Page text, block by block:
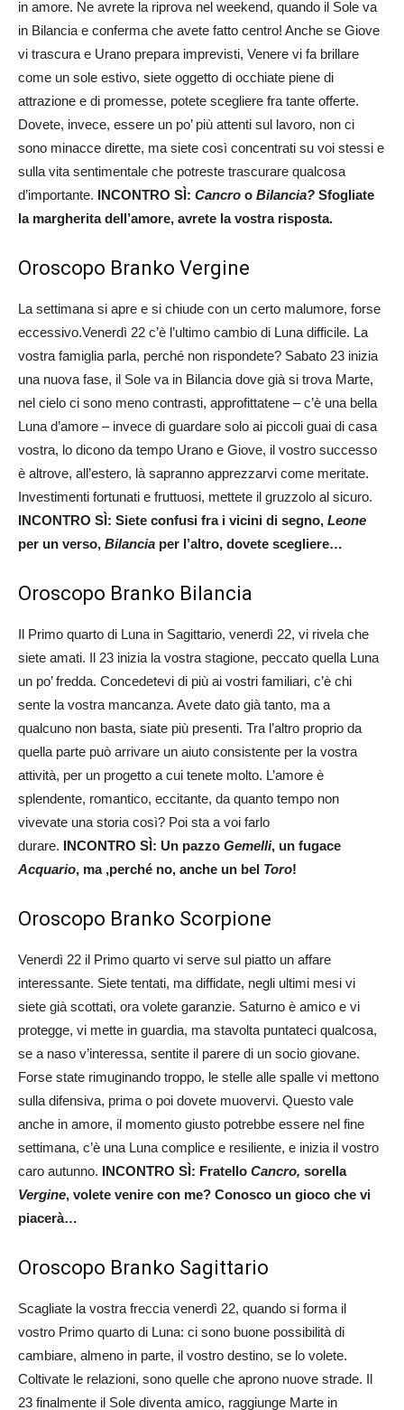
in amore. Ne avrete la riprova nel weekend, quando il Sole va
in Bilancia e conferma che avete fatto centro! Anche se Giove
vi trascura e Urano prepara imprevisti, Venere vi fa brillare
come un sole estivo, siete oggetto di occhiate piene di
attrazione e di promesse, potete scegliere fra tante offerte.
Dovete, invece, essere un po’ più attenti sul lavoro, non ci
sono minacce dirette, ma siete così concentrati su voi stessi e
sulla vita sentimentale che potreste trascurare qualcosa
d’importante. INCONTRO SÌ: Cancro o Bilancia? Sfogliate
la margherita dell’amore, avrete la vostra risposta.
Oroscopo Branko Vergine
La settimana si apre e si chiude con un certo malumore, forse
eccessivo.Venerdì 22 c’è l’ultimo cambio di Luna difficile. La
vostra famiglia parla, perché non rispondete? Sabato 23 inizia
una nuova fase, il Sole va in Bilancia dove già si trova Marte,
nel cielo ci sono meno contrasti, approfittatene – c’è una bella
Luna d’amore – invece di guardare solo ai piccoli guai di casa
vostra, lo dicono da tempo Urano e Giove, il vostro successo
è altrove, all’estero, là sapranno apprezzarvi come meritate.
Investimenti fortunati e fruttuosi, mettete il gruzzolo al sicuro.
INCONTRO SÌ: Siete confusi fra i vicini di segno, Leone
per un verso, Bilancia per l’altro, dovete scegliere…
Oroscopo Branko Bilancia
Il Primo quarto di Luna in Sagittario, venerdì 22, vi rivela che
siete amati. Il 23 inizia la vostra stagione, peccato quella Luna
un po’ fredda. Concedetevi di più ai vostri familiari, c’è chi
sente la vostra mancanza. Avete dato già tanto, ma a
qualcuno non basta, siate più presenti. Tra l’altro proprio da
quella parte può arrivare un aiuto consistente per la vostra
attività, per un progetto a cui tenete molto. L’amore è
splendente, romantico, eccitante, da quanto tempo non
vivevate una storia così? Poi sta a voi farlo
durare. INCONTRO SÌ: Un pazzo Gemelli, un fugace
Acquario, ma ,perché no, anche un bel Toro!
Oroscopo Branko Scorpione
Venerdì 22 il Primo quarto vi serve sul piatto un affare
interessante. Siete tentati, ma diffidate, negli ultimi mesi vi
siete già scottati, ora volete garanzie. Saturno è amico e vi
protegge, vi mette in guardia, ma stavolta puntateci qualcosa,
se a naso v’interessa, sentite il parere di un socio giovane.
Forse state rimuginando troppo, le stelle alle spalle vi mettono
sulla difensiva, prima o poi dovete muovervi. Questo vale
anche in amore, il momento giusto potrebbe essere nel fine
settimana, c’è una Luna complice e resiliente, e inizia il vostro
caro autunno. INCONTRO SÌ: Fratello Cancro, sorella
Vergine, volete venire con me? Conosco un gioco che vi
piacerà…
Oroscopo Branko Sagittario
Scagliate la vostra freccia venerdì 22, quando si forma il
vostro Primo quarto di Luna: ci sono buone possibilità di
cambiare, almeno in parte, il vostro destino, se lo volete.
Coltivate le relazioni, sono quelle che aprono nuove strade. Il
23 finalmente il Sole diventa amico, raggiunge Marte in